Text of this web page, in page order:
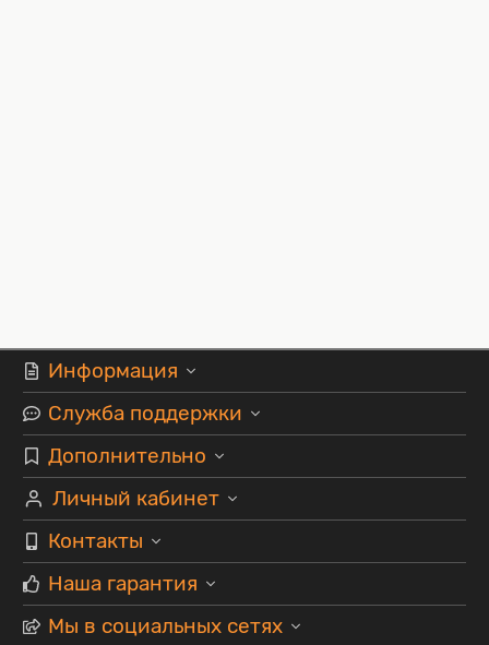
Информация
Служба поддержки
Дополнительно
Личный кабинет
Контакты
Наша гарантия
Мы в социальных сетях